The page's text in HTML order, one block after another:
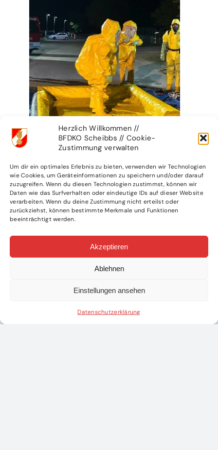
Herzlich Willkommen //
BFDKO Scheibbs // Cookie-
Zustimmung verwalten
Um dir ein optimales Erlebnis zu bieten, verwenden wir Technologien
wie Cookies, um Geräteinformationen zu speichern und/oder darauf
zuzugreifen. Wenn du diesen Technologien zustimmst, können wir
Daten wie das Surfverhalten oder eindeutige IDs auf dieser Website
verarbeiten. Wenn du deine Zustimmung nicht erteilst oder
zurückziehst, können bestimmte Merkmale und Funktionen
beeinträchtigt werden.
Akzeptieren
Ablehnen
Einstellungen ansehen
Datenschutzerklärung